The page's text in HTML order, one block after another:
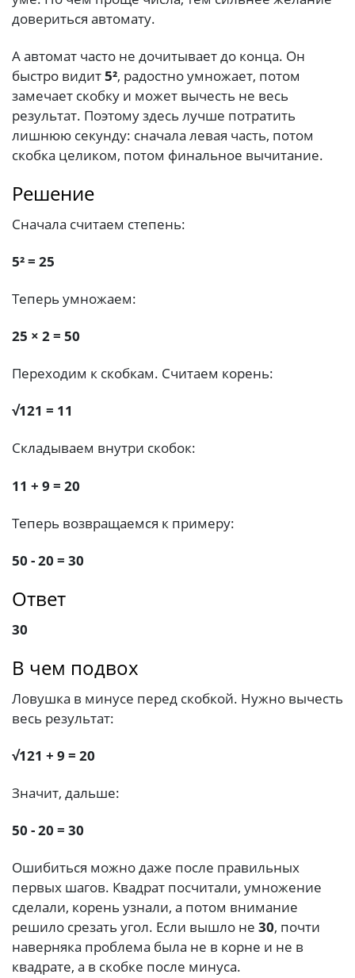
довериться автомату.
А автомат часто не дочитывает до конца. Он
быстро видит5², радостно умножает, потом
замечает скобку и может вычесть не весь
результат. Поэтому здесь лучше потратить
лишнюю секунду: сначала левая часть, потом
скобка целиком, потом финальное вычитание.
Решение
Сначала считаем степень:
5² = 25
Теперь умножаем:
25 × 2 = 50
Переходим к скобкам. Считаем корень:
√121 = 11
Складываем внутри скобок:
11 + 9 = 20
Теперь возвращаемся к примеру:
50 - 20 = 30
Ответ
30
В чем подвох
Ловушка в минусе перед скобкой. Нужно вычесть
весь результат:
√121 + 9 = 20
Значит, дальше:
50 - 20 = 30
Ошибиться можно даже после правильных
первых шагов. Квадрат посчитали, умножение
сделали, корень узнали, а потом внимание
решило срезать угол. Если вышло не 30, почти
наверняка проблема была не в корне и не в
квадрате, а в скобке после минуса.